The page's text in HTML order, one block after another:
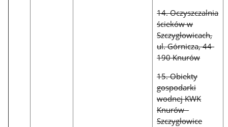
14. Oczyszczalnia
ścieków w
Szczygłowicach,
ul. Górnicza, 44-
190 Knurów
15. Obiekty
gospodarki
wodnej KWK
Knurów -
Szczygłowice